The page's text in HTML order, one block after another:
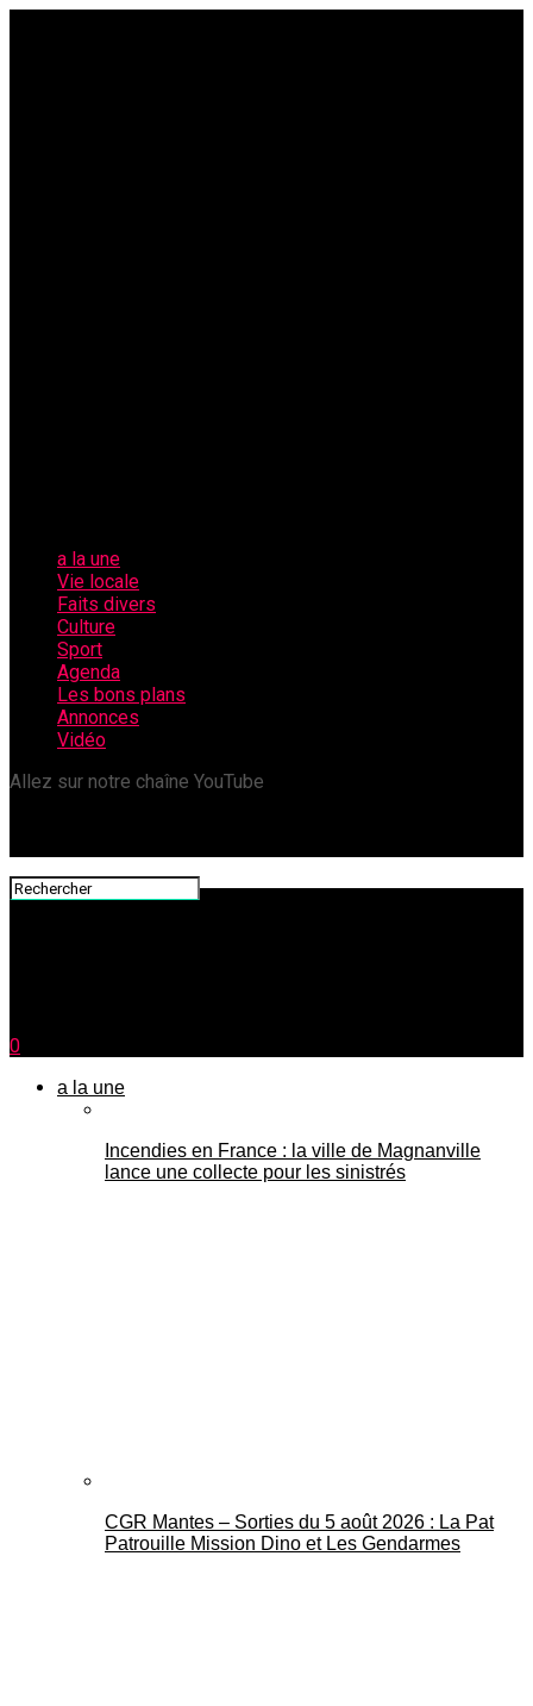
a la une
Vie locale
Faits divers
Culture
Sport
Agenda
Les bons plans
Annonces
Vidéo
Allez sur notre chaîne YouTube
0
a la une
Incendies en France : la ville de Magnanville
lance une collecte pour les sinistrés
CGR Mantes – Sorties du 5 août 2026 : La Pat
Patrouille Mission Dino et Les Gendarmes